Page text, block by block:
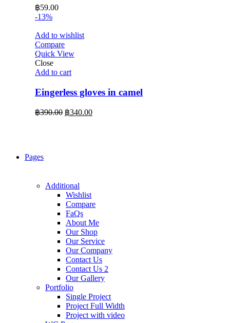
฿59.00
-13%
Add to wishlist
Compare
Quick View
Close
Add to cart
Eingerless gloves in camel
฿390.00 Original
฿340.00Current
Pages
Additional
Wishlist
Compare
FaQs
About Me
Our Shop
Our Service
Our Company
Contact Us
Contact Us 2
Our Gallery
Portfolio
Single Project
Project Full Width
Project with video